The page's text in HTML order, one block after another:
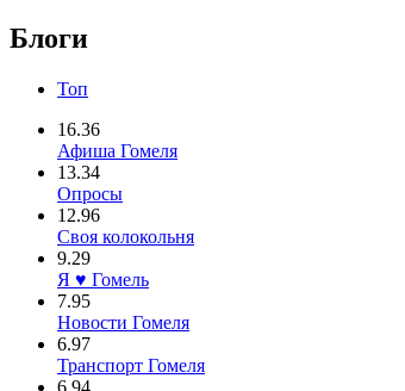
Блоги
Топ
16.36
Афиша Гомеля
13.34
Опросы
12.96
Своя колокольня
9.29
Я ♥ Гомель
7.95
Новости Гомеля
6.97
Транспорт Гомеля
6.94